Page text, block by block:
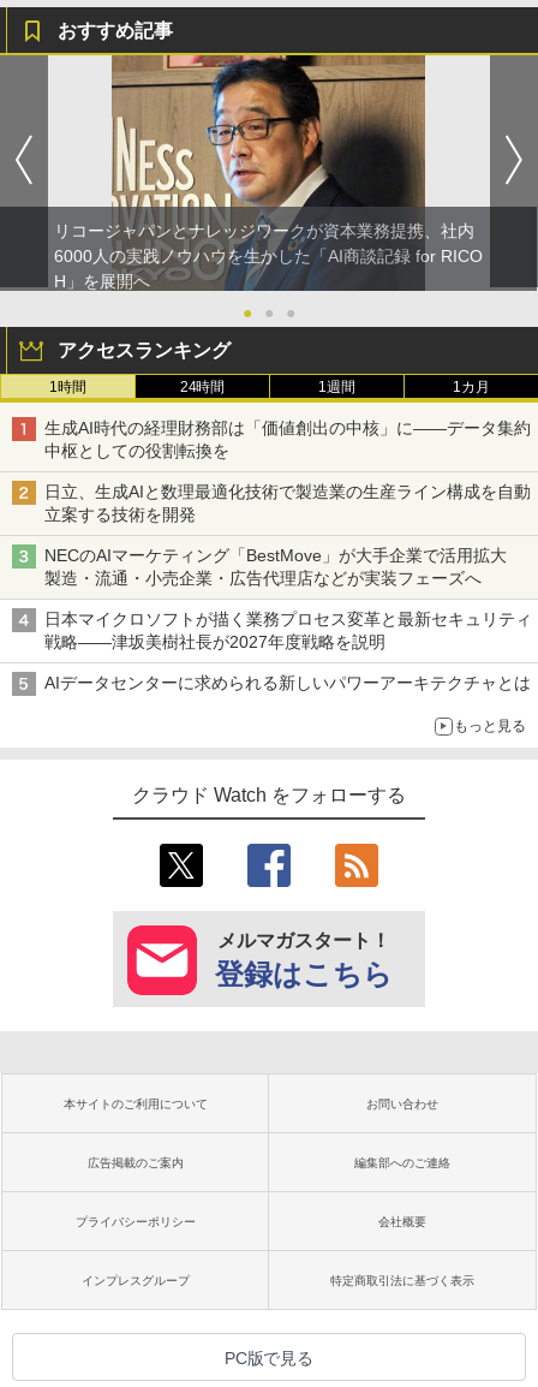
おすすめ記事
リコージャパンとナレッジワークが資本業務提携、社内
6000人の実践ノウハウを生かした「AI商談記録 for RICO
H」を展開へ
●
● ●
アクセスランキング
1時間 24時間 1週間 1カ月
生成AI時代の経理財務部は「価値創出の中核」に――データ集約
中枢としての役割転換を
日立、生成AIと数理最適化技術で製造業の生産ライン構成を自動
立案する技術を開発
NECのAIマーケティング「BestMove」が大手企業で活用拡大
製造・流通・小売企業・広告代理店などが実装フェーズへ
日本マイクロソフトが描く業務プロセス変革と最新セキュリティ
戦略――津坂美樹社長が2027年度戦略を説明
AIデータセンターに求められる新しいパワーアーキテクチャとは
もっと見る
クラウド Watch をフォローする
メルマガスタート！
登録はこちら
本サイトのご利用について お問い合わせ
広告掲載のご案内 編集部へのご連絡
プライバシーポリシー 会社概要
インプレスグループ 特定商取引法に基づく表示
PC版で見る